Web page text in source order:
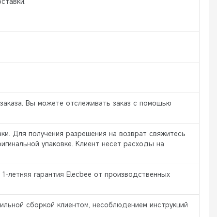
Вы можете отслеживать заказ с помощью
Для получения разрешения на возврат свяжитесь
упаковке. Клиент несет расходы на
летняя гарантия Elecbee от производственных
сборкой клиентом, несоблюдением инструкций